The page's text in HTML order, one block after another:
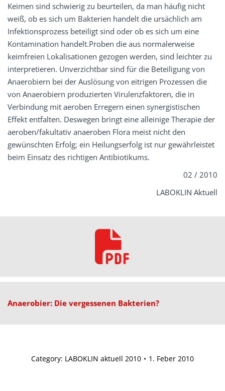
Keimen sind schwierig zu beurteilen, da man häufig nicht
weiß, ob es sich um Bakterien handelt die ursächlich am
Infektionsprozess beteiligt sind oder ob es sich um eine
Kontamination handelt.Proben die aus normalerweise
keimfreien Lokalisationen gezogen werden, sind leichter zu
interpretieren. Unverzichtbar sind für die Beteiligung von
Anaerobiern bei der Auslösung von eitrigen Prozessen die
von Anaerobiern produzierten Virulenzfaktoren, die in
Verbindung mit aeroben Erregern einen synergistischen
Effekt entfalten. Deswegen bringt eine alleinige Therapie der
aeroben/fakultativ anaeroben Flora meist nicht den
gewünschten Erfolg; ein Heilungserfolg ist nur gewährleistet
beim Einsatz des richtigen Antibiotikums.
02 / 2010
LABOKLIN Aktuell
Anaerobier: Die vergessenen Bakterien?
Category: LABOKLIN aktuell 2010 1. Feber 2010